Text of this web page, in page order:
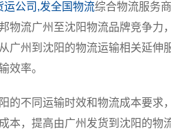
运公司,发全国物流综合物流服务
物流广州至沈阳物流品牌竞争力
广州到沈阳的物流运输相关延伸
效率。
的不同运输时效和物流成本要求，
本，提高由广州发货到沈阳的